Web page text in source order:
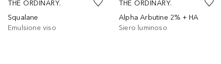
THE ORDINARY.
Squalane
Emulsione viso
THE ORDINARY.
Alpha Arbutine 2% + HA
Siero luminoso